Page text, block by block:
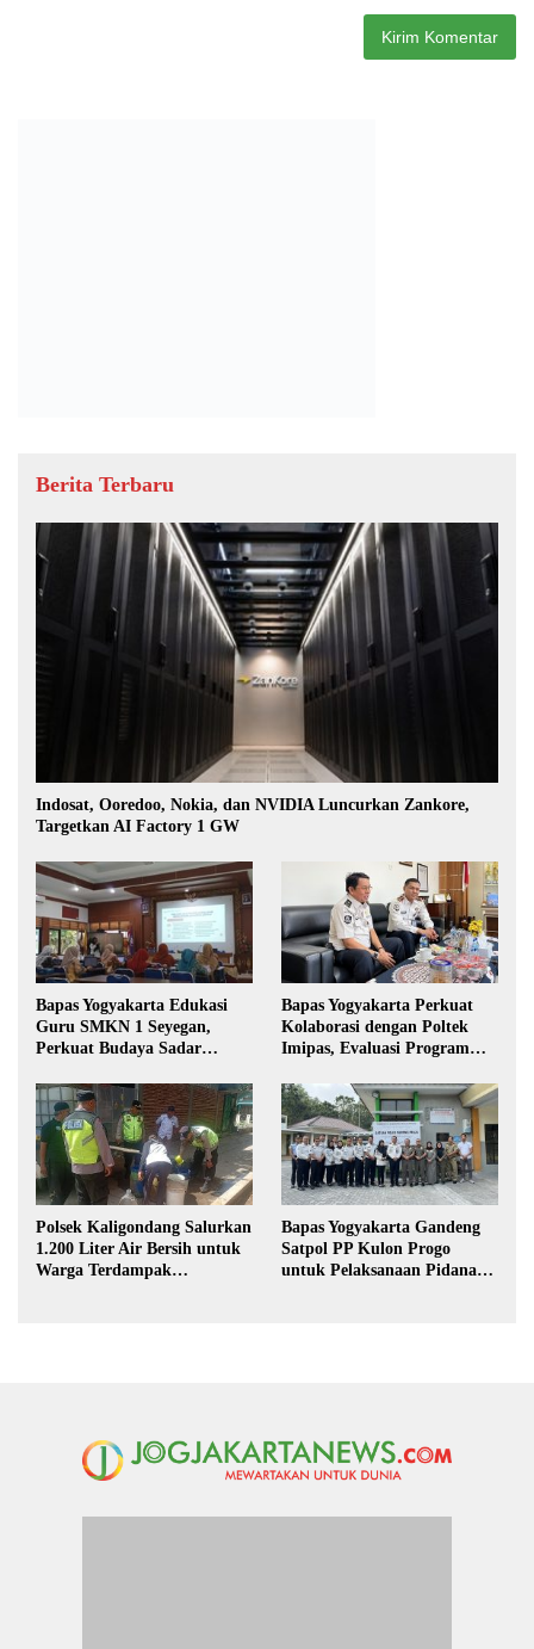
Berita Terbaru
Indosat, Ooredoo, Nokia, dan NVIDIA Luncurkan Zankore,
Targetkan AI Factory 1 GW
Bapas Yogyakarta Edukasi
Guru SMKN 1 Seyegan,
Perkuat Budaya Sadar
Bapas Yogyakarta Perkuat
Kolaborasi dengan Poltek
Imipas, Evaluasi Program
Polsek Kaligondang Salurkan
1.200 Liter Air Bersih untuk
Warga Terdampak
Bapas Yogyakarta Gandeng
Satpol PP Kulon Progo
untuk Pelaksanaan Pidana